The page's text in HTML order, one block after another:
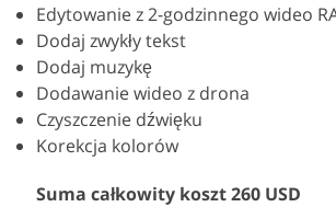
Edytowanie z 2-godzinnego wideo
Dodaj zwykły tekst
Dodaj muzykę
Dodawanie wideo z drona
Czyszczenie dźwięku
Korekcja kolorów
Suma całkowity koszt 260 USD